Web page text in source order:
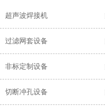
超声波焊接机
过滤网套设备
非标定制设备
切断冲孔设备